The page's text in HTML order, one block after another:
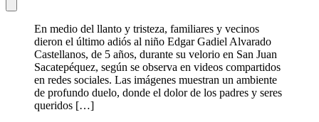
En medio del llanto y tristeza, familiares y vecinos
dieron el último adiós al niño Edgar Gadiel Alvarado
Castellanos, de 5 años, durante su velorio en San Juan
Sacatepéquez, según se observa en videos compartidos
en redes sociales. Las imágenes muestran un ambiente
de profundo duelo, donde el dolor de los padres y seres
queridos […]